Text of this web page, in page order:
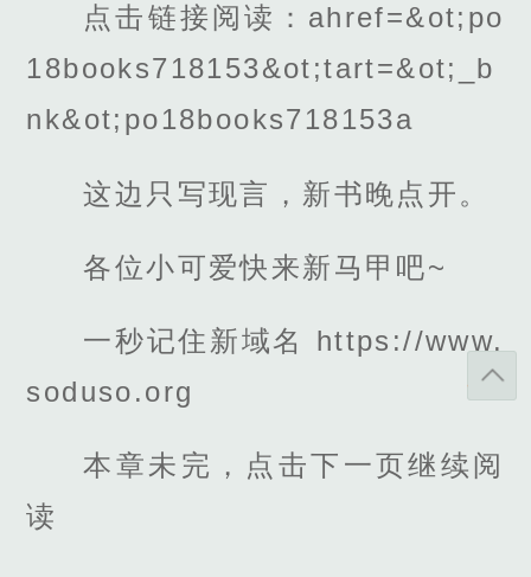
点击链接阅读：ahref=&ot;po
18books718153&ot;tart=&ot;_b
nk&ot;po18books718153a
这边只写现言，新书晚点开。
各位小可爱快来新马甲吧~
一秒记住新域名 https://www.
soduso.org
本章未完，点击下一页继续阅
读